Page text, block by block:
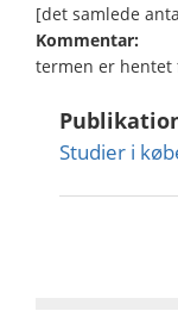
[det samlede
Kommentar:
termen er hentet
Studier i